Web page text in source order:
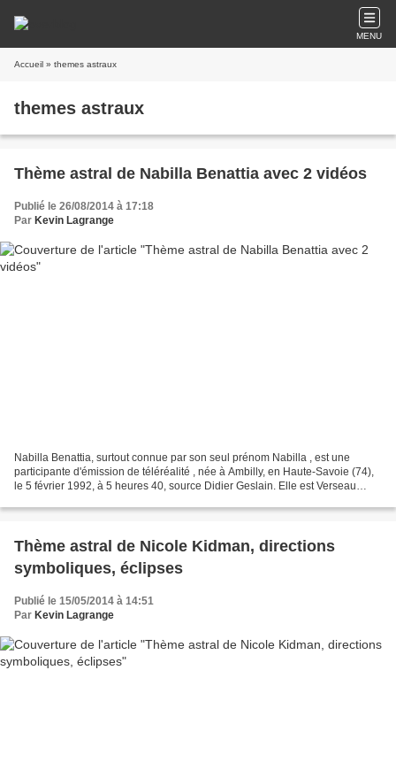
MENU
Accueil » themes astraux
themes astraux
Thème astral de Nabilla Benattia avec 2 vidéos
Publié le 26/08/2014 à 17:18
Par Kevin Lagrange
Nabilla Benattia, surtout connue par son seul prénom Nabilla , est une
participante d'émission de téléréalité , née à Ambilly, en Haute-Savoie (74),
le 5 février 1992, à 5 heures 40, source Didier Geslain. Elle est Verseau
Thème astral de Nicole Kidman, directions
symboliques, éclipses
Publié le 15/05/2014 à 14:51
Par Kevin Lagrange